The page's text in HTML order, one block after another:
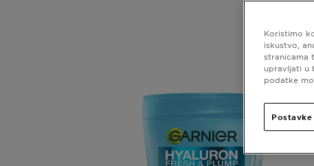
Koristimo
iskustvo,
stranicama
upravljati u
podatke